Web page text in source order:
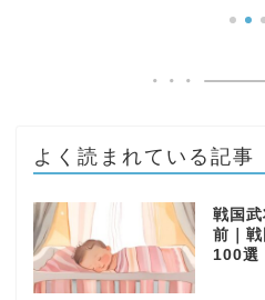
よく読まれている記事
戦国
前｜
100選